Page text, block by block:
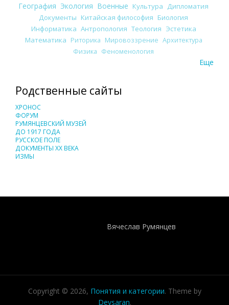
География Экология Военные Культура
Дипломатия
Документы Китайская философия Биология
Информатика Антропология Теология Эстетика
Математика Риторика Мировоззрение Архитектура
Физика Феноменология
Еще
Родственные сайты
ХРОНОС
ФОРУМ
РУМЯНЦЕВСКИЙ МУЗЕЙ
ДО 1917 ГОДА
РУССКОЕ ПОЛЕ
ДОКУМЕНТЫ XX ВЕКА
ИЗМЫ
Вячеслав Румянцев
Copyright © 2026, Понятия и категории. Theme by
Devsaran.